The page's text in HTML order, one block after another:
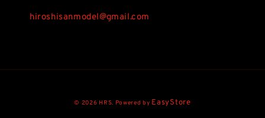
hiroshisanmodel@gmail.com
© 2026 HRS. Powered by EasyStore